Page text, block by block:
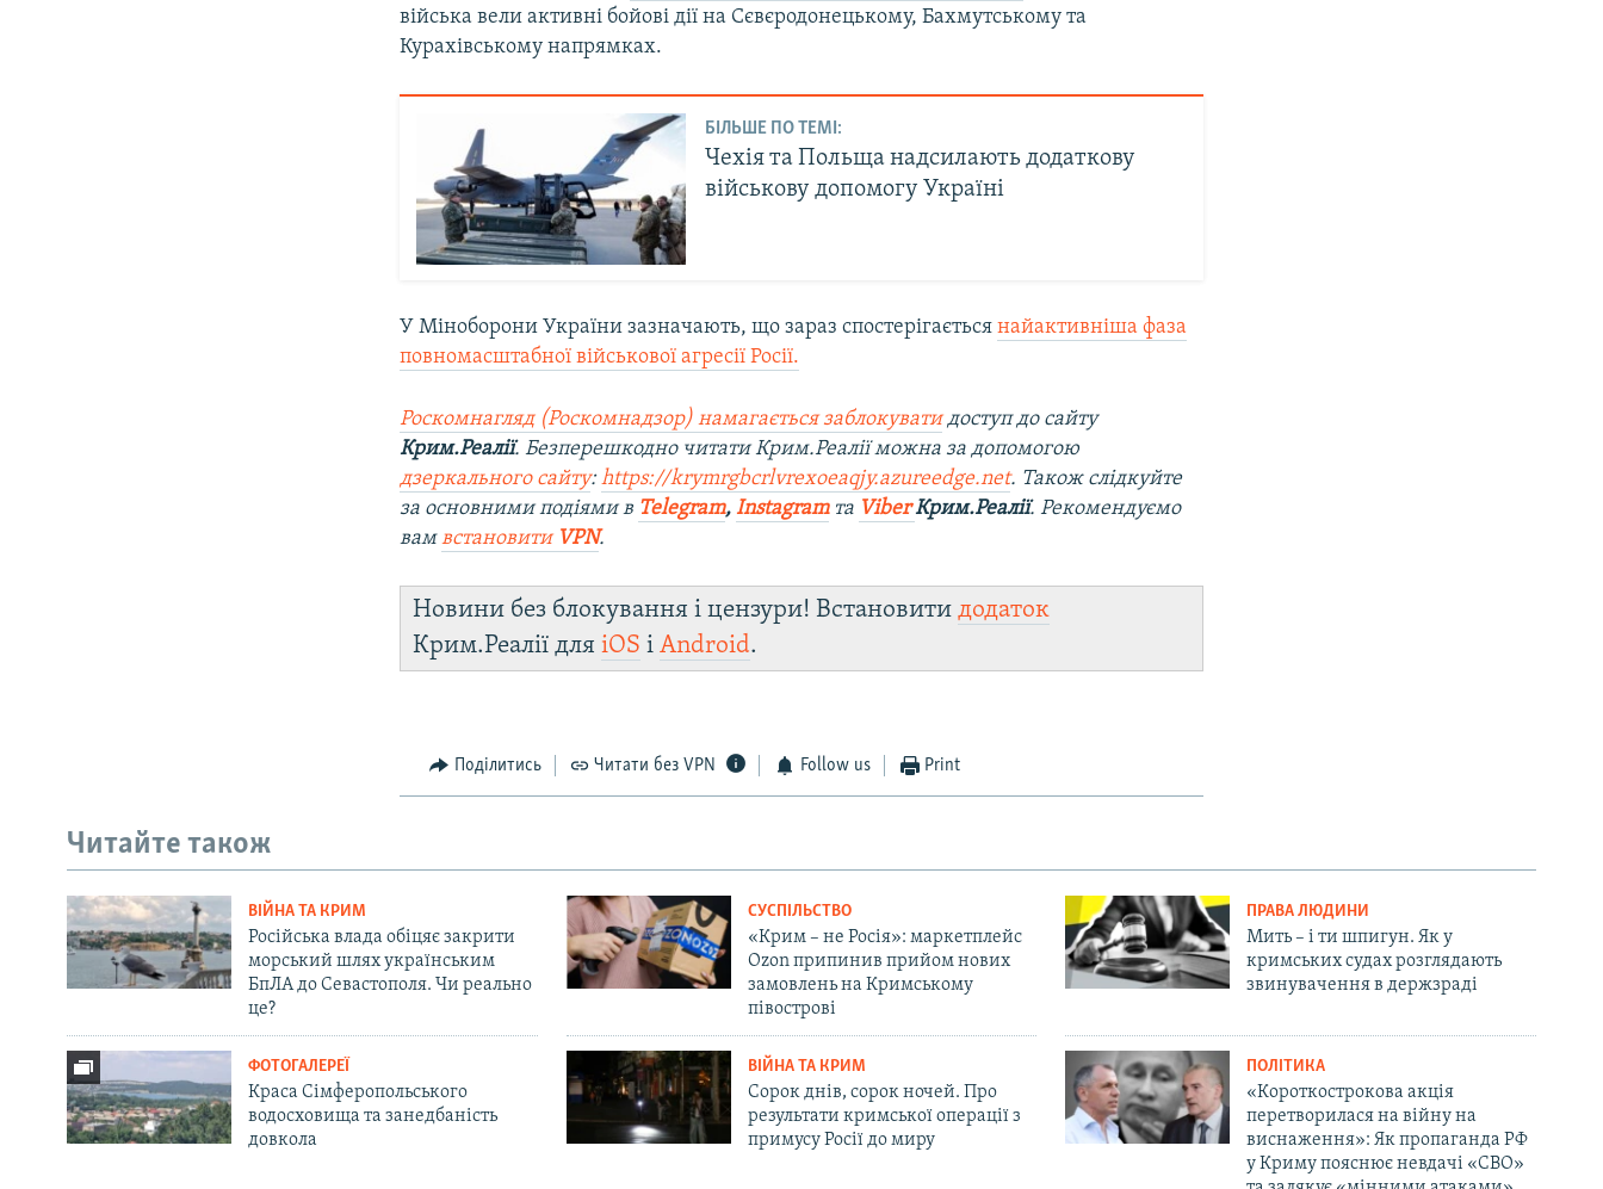
війська вели активні бойові дії на Сєвєродонецькому, Бахмутському та
Курахівському напрямках.
БІЛЬШЕ ПО ТЕМІ:
Чехія та Польща надсилають додаткову
військову допомогу Україні
У Міноборони України зазначають, що зараз спостерігаєтьсянайактивніша фаза
повномасштабної військової агресії Росії.
Роскомнагляд (Роскомнадзор) намагається заблокуватидоступ до сайту
Крим.Реалії. Безперешкодно читати Крим.Реалії можна за допомогою
дзеркального сайту:https://krymrgbcrlvrexoeaqjy.azureedge.net. Також слідкуйте
за основними подіями в Telegram,Instagramта ViberКрим.Реалії. Рекомендуємо
вамвстановити VPN.
Новини без блокування і цензури! Встановитидодаток
Крим.Реалії дляiOS іAndroid.
Поділитись Читати без VPN Follow us Print
Читайте також
ВІЙНА ТА КРИМ
Російська влада обіцяє закрити
морський шлях українським
БпЛА до Севастополя. Чи реально
це?
СУСПІЛЬСТВО
«Крим – не Росія»: маркетплейс
Ozon припинив прийом нових
замовлень на Кримському
півострові
ПРАВА ЛЮДИНИ
Мить – і ти шпигун. Як у
кримських судах розглядають
звинувачення в держзраді
ФОТОГАЛЕРЕЇ
Краса Сімферопольського
водосховища та занедбаність
довкола
ВІЙНА ТА КРИМ
Сорок днів, сорок ночей. Про
результати кримської операції з
примусу Росії до миру
ПОЛІТИКА
«Короткострокова акція
перетворилася на війну на
виснаження»: Як пропаганда РФ
у Криму пояснює невдачі «СВО»